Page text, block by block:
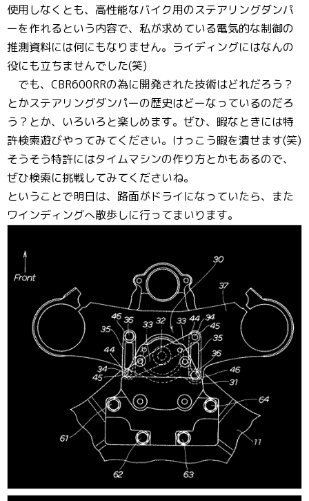
使用しなくとも、高性能なバイク用のステアリングダンパ
ーを作れるという内容で、私が求めている電気的な制御の
推測資料には何にもなりません。ライディングにはなんの
役にも立ちませんでした(笑)
でも、CBR600RRの為に開発された技術はどれだろう？
とかステアリングダンパーの歴史はどーなっているのだろ
う？とか、いろいろと楽しめます。ぜひ、暇なときには特
許検索遊びやってみてください。けっこう暇を潰せます(笑)
そうそう特許にはタイムマシンの作り方とかもあるので、
ぜひ検索に挑戦してみてくださいね。
ということで明日は、路面がドライになっていたら、また
ワインディングへ散歩しに行ってまいります。